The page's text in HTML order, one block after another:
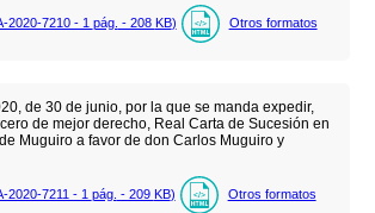
2020-7210 - 1 pág. - 208 KB) Otros formatos
de 30 de junio, por la que se manda expedir,
de mejor derecho, Real Carta de Sucesión en
Muguiro a favor de don Carlos Muguiro y
2020-7211 - 1 pág. - 209 KB) Otros formatos